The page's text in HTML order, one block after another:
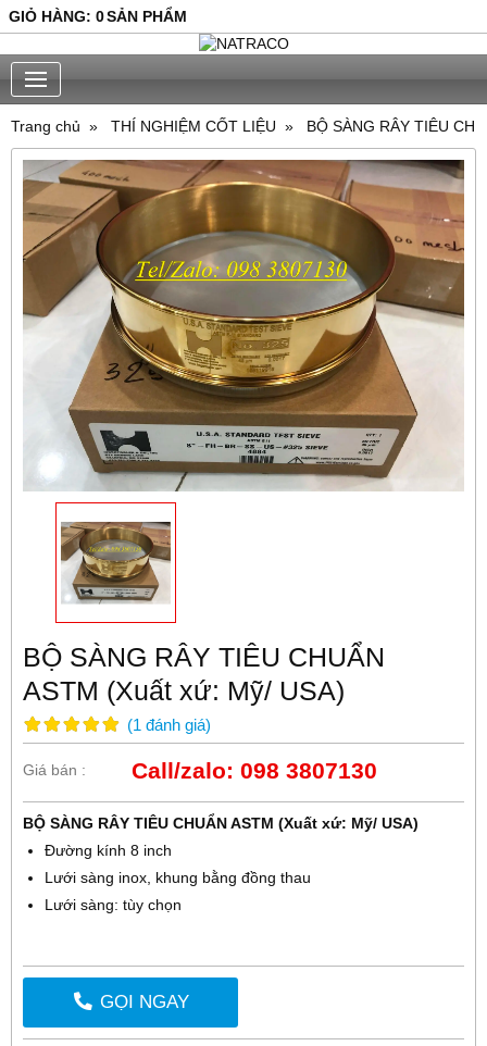
GIỎ HÀNG: 0SẢN PHẨM
Trang chủ THÍ NGHIỆM CỐT LIỆU BỘ SÀNG RÂY TIÊU
BỘ SÀNG RÂY TIÊU CHUẨN
ASTM (Xuất xứ: Mỹ/ USA)
(1 đánh giá)
Giá bán : Call/zalo: 098 3807130
BỘ SÀNG RÂY TIÊU CHUẨN ASTM (Xuất xứ: Mỹ/ USA)
Đường kính 8 inch
Lưới sàng inox, khung bằng đồng thau
Lưới sàng: tùy chọn
GỌI NGAY